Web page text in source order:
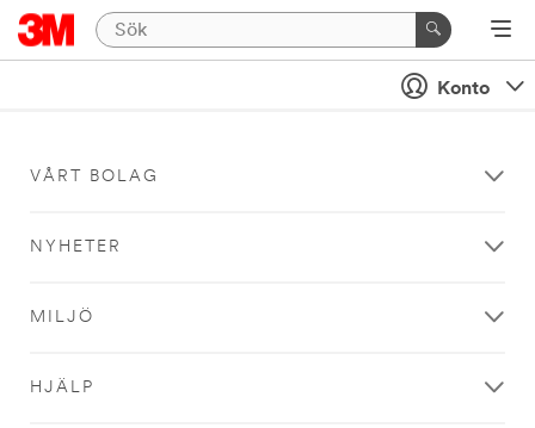
Konto
VÅRT BOLAG
NYHETER
MILJÖ
HJÄLP